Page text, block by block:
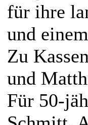
für ihre
und
Zu
und
Für 50-